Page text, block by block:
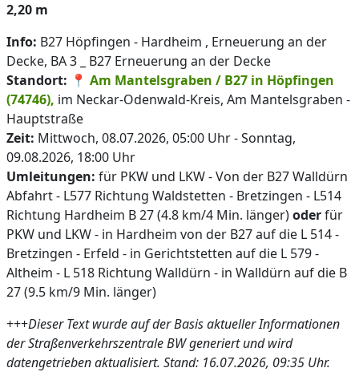
2,20 m
Info: B27 Höpfingen - Hardheim , Erneuerung an der
Decke, BA 3 _ B27 Erneuerung an der Decke
Standort: 📍 Am Mantelsgraben / B27 in Höpfingen
(74746), im Neckar-Odenwald-Kreis, Am Mantelsgraben -
Hauptstraße
Zeit: Mittwoch, 08.07.2026, 05:00 Uhr - Sonntag,
09.08.2026, 18:00 Uhr
Umleitungen: für PKW und LKW - Von der B27 Walldürn
Abfahrt - L577 Richtung Waldstetten - Bretzingen - L514
Richtung Hardheim B 27 (4.8 km/4 Min. länger)oderfür
PKW und LKW - in Hardheim von der B27 auf die L 514 -
Bretzingen - Erfeld - in Gerichtstetten auf die L 579 -
Altheim - L 518 Richtung Walldürn - in Walldürn auf die B
27 (9.5 km/9 Min. länger)
+++Dieser Text wurde auf der Basis aktueller Informationen
der Straßenverkehrszentrale BW generiert und wird
datengetrieben aktualisiert. Stand: 16.07.2026, 09:35 Uhr.